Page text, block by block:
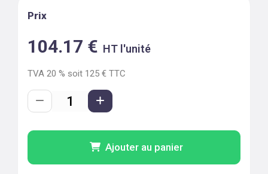
Prix
104.17 € HT l'unité
TVA 20 % soit 125 € TTC
Ajouter au panier